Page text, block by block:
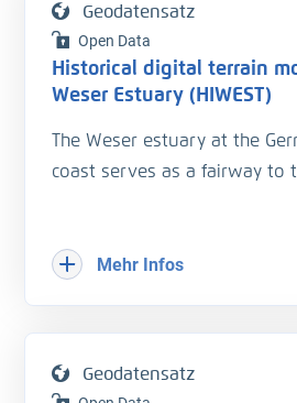
Geodatensatz
Open Data
Historical digital terrain
Weser Estuary (HIWEST)
The Weser estuary at the
coast serves as a fairway to
shipping and navigation, the
channel depths are
leading to a better
Mehr Infos
Geodatensatz